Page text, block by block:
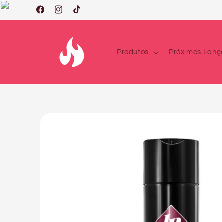
Saltar
para o
conteúdo
FacebookInstagram
TikTok
Produtos Próximos